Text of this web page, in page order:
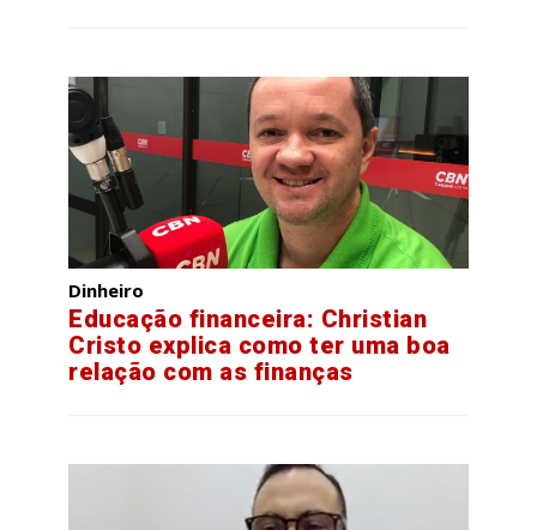
Dinheiro
Educação financeira: Christian
Cristo explica como ter uma boa
relação com as finanças